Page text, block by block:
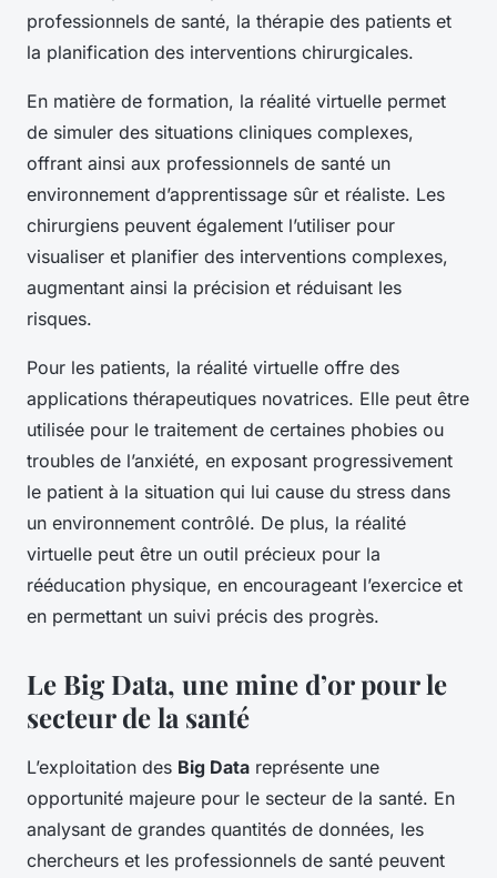
professionnels de santé, la thérapie des patients et
la planification des interventions chirurgicales.
En matière de formation, la réalité virtuelle permet
de simuler des situations cliniques complexes,
offrant ainsi aux professionnels de santé un
environnement d’apprentissage sûr et réaliste. Les
chirurgiens peuvent également l’utiliser pour
visualiser et planifier des interventions complexes,
augmentant ainsi la précision et réduisant les
risques.
Pour les patients, la réalité virtuelle offre des
applications thérapeutiques novatrices. Elle peut être
utilisée pour le traitement de certaines phobies ou
troubles de l’anxiété, en exposant progressivement
le patient à la situation qui lui cause du stress dans
un environnement contrôlé. De plus, la réalité
virtuelle peut être un outil précieux pour la
rééducation physique, en encourageant l’exercice et
en permettant un suivi précis des progrès.
Le Big Data, une mine d’or pour le
secteur de la santé
L’exploitation des Big Data représente une
opportunité majeure pour le secteur de la santé. En
analysant de grandes quantités de données, les
chercheurs et les professionnels de santé peuvent